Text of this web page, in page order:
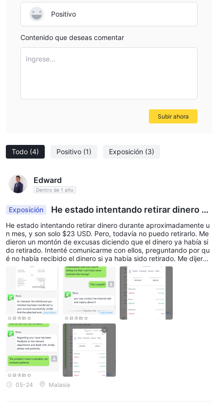
Todo (4) Positivo (1) Exposición (3)
Edward
Dentro de 1 año
Exposición
He estado intentando retirar dinero du
rante aproximadamente un mes, y son solo $23
USD. Pero, todavía no puedo retirarlo.
He estado intentando retirar dinero durante aproximadamente u
n mes, y son solo $23 USD. Pero, todavía no puedo retirarlo. Me
dieron un montón de excusas diciendo que el dinero ya había si
do retirado. Intenté comunicarme con ellos, preguntando por qu
é no había recibido el dinero si ya había sido retirado. Me dijeron
que contactara con el servicio al cliente de Billetera de pago, lo
cual es ridículo. Dije que necesitaba un comprobante de pago, p
ero seguían sin proporcionarlo, solo poniendo excusas. Esta plat
aforma es realmente terrible.
05-24 Malasia
Positivo
Contenido que deseas comentar
Ingrese...
Subir ahora